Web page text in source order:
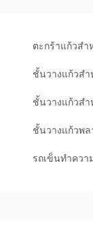
ตะกร้าแก้วสำ
ชั้นวางแก้วส
ชั้นวางแก้วส
ชั้นวางแก้วพ
รถเข็นทำคว